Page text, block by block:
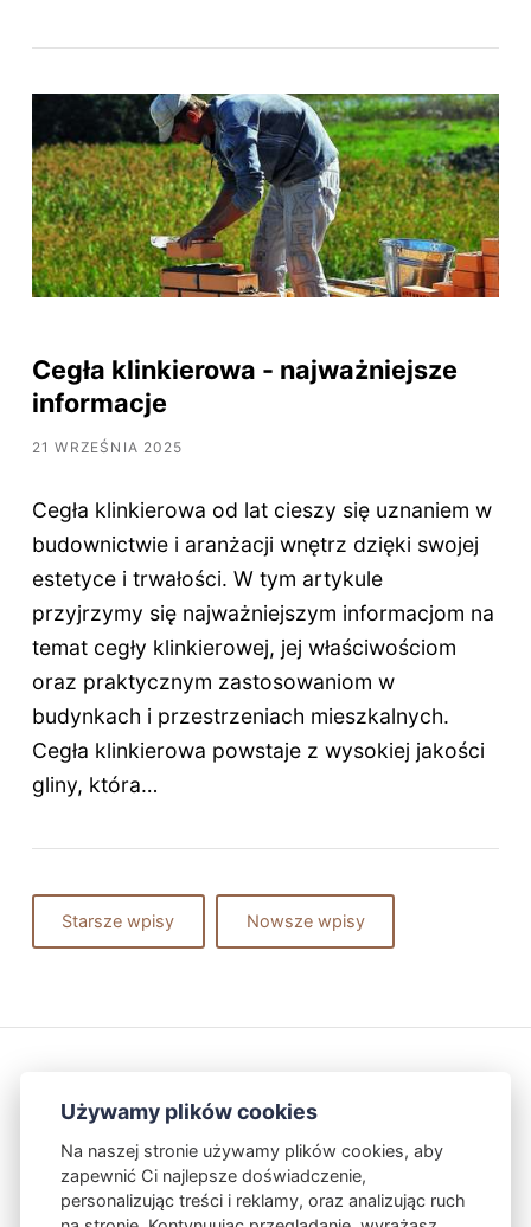
Cegła klinkierowa - najważniejsze
informacje
21 WRZEŚNIA 2025
Cegła klinkierowa od lat cieszy się uznaniem w
budownictwie i aranżacji wnętrz dzięki swojej
estetyce i trwałości. W tym artykule
przyjrzymy się najważniejszym informacjom na
temat cegły klinkierowej, jej właściwościom
oraz praktycznym zastosowaniom w
budynkach i przestrzeniach mieszkalnych.
Cegła klinkierowa powstaje z wysokiej jakości
gliny, która…
Starsze wpisy Nowsze wpisy
Kontakt Polityka Prywatności
Używamy plików cookies
Na naszej stronie używamy plików cookies, aby
zapewnić Ci najlepsze doświadczenie,
personalizując treści i reklamy, oraz analizując ruch